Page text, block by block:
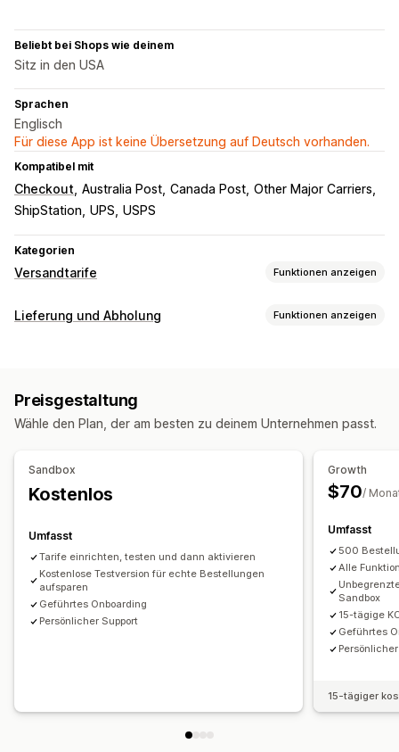
Beliebt bei Shops wie deinem
Sitz in den USA
Sprachen
Englisch
Für diese App ist keine Übersetzung auf Deutsch vorhanden.
Kompatibel mit
Checkout Australia Post Canada Post Other Major Carriers
ShipStation UPS USPS
Kategorien
Versandtarife Funktionen anzeigen
Tarifberechnung
Kombinierte Tarife Mehrere Zonen
Mehrere Versandquellen
Anpassung
PO-Box-Einschränkungen
Tarife ausblenden
Benutzerdefinierte Regeln
Lieferung und Abholung Funktionen anzeigen
Bestellbeschränkungen
Vorbereitungszeiten
Benutzerdefinierte Nachrichten
Preisgestaltung
Wähle den Plan, der am besten zu deinem Unternehmen passt.
Sandbox
Kostenlos
Umfasst
Tarife einrichten, testen und dann aktivieren
Kostenlose Testversion für echte Bestellungen
aufsparen
Geführtes Onboarding
Persönlicher Support
Growth
$70/
Umfasst
500
Alle
Sandbox
15-tägige
Geführtes
15-tägiger